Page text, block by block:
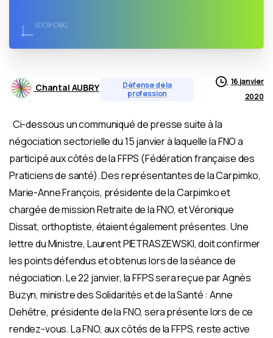
Chantal AUBRY
Défense de la
profession
16 janvier
2020
Ci-dessous un communiqué de presse suite à la
négociation sectorielle du 15 janvier à laquelle la FNO a
participé aux côtés de la FFPS (Fédération française des
Praticiens de santé). Des représentantes de la Carpimko,
Marie-Anne François, présidente de la Carpimko et
chargée de mission Retraite de la FNO, et Véronique
Dissat, orthoptiste, étaient également présentes. Une
lettre du Ministre, Laurent PIETRASZEWSKI, doit confirmer
les points défendus et obtenus lors de la séance de
négociation. Le 22 janvier, la FFPS sera reçue par Agnès
Buzyn, ministre des Solidarités et de la Santé : Anne
Dehêtre, présidente de la FNO, sera présente lors de ce
rendez-vous. La FNO, aux côtés de la FFPS, reste active